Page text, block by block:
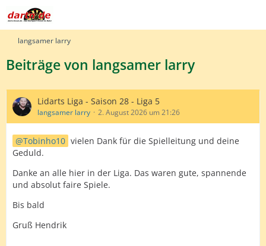
langsamer larry
Beiträge von langsamer larry
Lidarts Liga - Saison 28 - Liga 5
langsamer larry 2. August 2026 um 21:26
Tobinho10 vielen Dank für die Spielleitung und deine
Geduld.
Danke an alle hier in der Liga. Das waren gute, spannende
und absolut faire Spiele.
Bis bald
Gruß Hendrik